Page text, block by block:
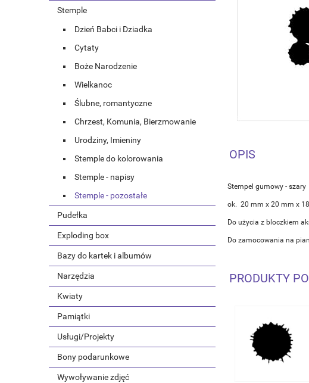
Stemple
Dzień Babci i Dziadka
Cytaty
Boże Narodzenie
Wielkanoc
Ślubne, romantyczne
Chrzest, Komunia, Bierzmowanie
Urodziny, Imieniny
Stemple do kolorowania
Stemple - napisy
Stemple - pozostałe
Pudełka
Exploding box
Bazy do kartek i albumów
Narzędzia
Kwiaty
Pamiątki
Usługi/Projekty
Bony podarunkowe
Wywoływanie zdjęć
OPIS
Stempel gumowy - szary
ok. 20 mm x 20 mm x
Do użycia z bloczkiem
Do zamocowania na
PRODUKTY